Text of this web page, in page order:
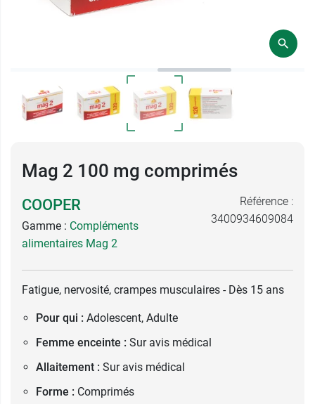
Mag 2 100 mg comprimés
COOPER
Gamme : Compléments
alimentaires Mag 2
Référence :
3400934609084
Fatigue, nervosité, crampes musculaires - Dès 15 ans
Pour qui : Adolescent, Adulte
Femme enceinte : Sur avis médical
Allaitement : Sur avis médical
Forme : Comprimés